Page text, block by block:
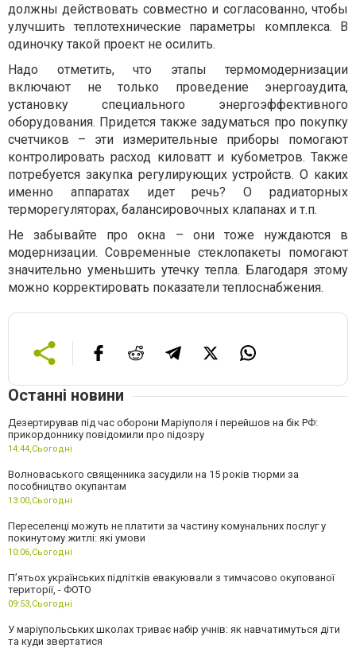
должны действовать совместно и согласованно, чтобы
улучшить теплотехнические параметры комплекса. В
одиночку такой проект не осилить.
Надо отметить, что этапы термомодернизации
включают не только проведение энергоаудита,
установку специального энергоэффективного
оборудования. Придется также задуматься про покупку
счетчиков – эти измерительные приборы помогают
контролировать расход киловатт и кубометров. Также
потребуется закупка регулирующих устройств. О каких
именно аппаратах идет речь? О радиаторных
терморегуляторах, балансировочных клапанах и т.п.
Не забывайте про окна – они тоже нуждаются в
модернизации. Современные стеклопакеты помогают
значительно уменьшить утечку тепла. Благодаря этому
можно корректировать показатели теплоснабжения.
Останні новини
Дезертирував під час оборони Маріуполя і перейшов на бік РФ:
прикордоннику повідомили про підозру
14:44,Сьогодні
Волноваського священника засудили на 15 років тюрми за
пособництво окупантам
13:00,Сьогодні
Переселенці можуть не платити за частину комунальних послуг у
покинутому житлі: які умови
10:06,Сьогодні
П’ятьох українських підлітків евакуювали з тимчасово окупованої
території, - ФОТО
09:53,Сьогодні
У маріупольських школах триває набір учнів: як навчатимуться діти
та куди звертатися